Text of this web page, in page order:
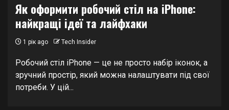
Як оформити робочий стіл на iPhone:
найкращі ідеї та лайфхаки
1 рік ago Tech Insider
Робочий стіл iPhone — це не просто набір іконок, а
зручний простір, який можна налаштувати під свої
потреби. У цій...